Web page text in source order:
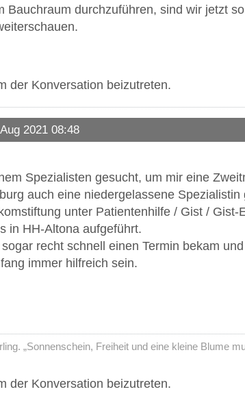
Bauchraum durchzuführen, sind wir jetzt
der Konversation beizutreten.
2021 08:48
Spezialisten gesucht, um mir eine
auch eine niedergelassene Spezialistin
unter Patientenhilfe / Gist /
in HH-Altona aufgeführt.
recht schnell einen Termin bekam
immer hilfreich sein.
„Sonnenschein, Freiheit und eine kleine Blume
der Konversation beizutreten.